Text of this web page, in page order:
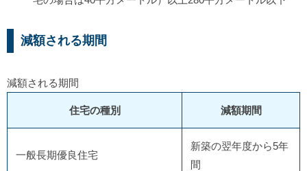
減額される期間
減額される期間
住宅の種別 減額期間
一般長期優良住宅
新築の翌年度から5年
間